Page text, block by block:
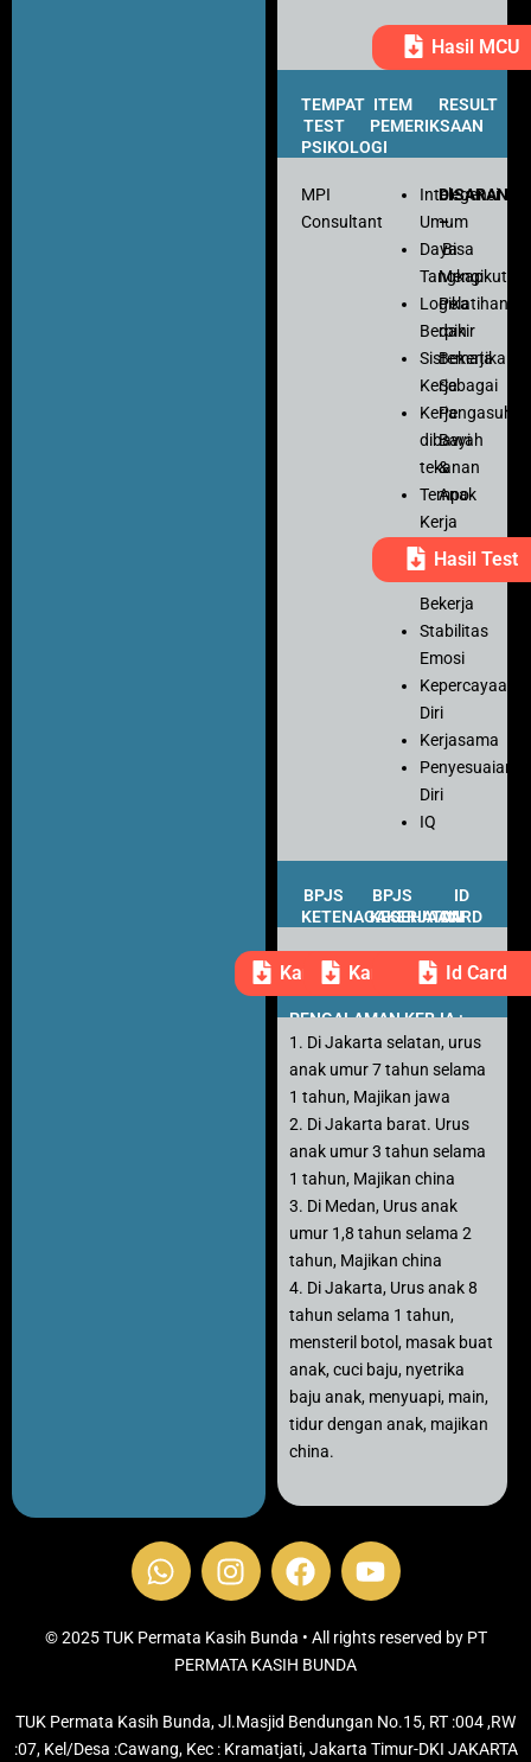
Hasil MCU
TEMPAT
TEST
PSIKOLOGI
ITEM
PEMERIKSAAN
RESULT
MPI
Consultant
Intelegensi
Umum
Daya
Tangkap
Logika
Berpikir
Sistematika
Kerja
Kerja
dibawah
tekanan
Tempo
Kerja
Ketelitian
Motivasi
Bekerja
Stabilitas
Emosi
Kepercayaan
Diri
Kerjasama
Penyesuaian
Diri
IQ
–
Bisa
Mengikuti
Pelatihan
dan
Bekerja
Sebagai
Pengasuh
Bayi
&
Anak
Hasil Test
BPJS
KETENAGAKERJAAN
BPJS
KESEHATAN
ID
CARD
Kartu PesertaKartu PesertaId Card
PENGALAMAN KERJA :
1. Di Jakarta selatan, urus
anak umur 7 tahun selama
1 tahun, Majikan jawa
2. Di Jakarta barat. Urus
anak umur 3 tahun selama
1 tahun, Majikan china
3. Di Medan, Urus anak
umur 1,8 tahun selama 2
tahun, Majikan china
4. Di Jakarta, Urus anak 8
tahun selama 1 tahun,
mensteril botol, masak buat
anak, cuci baju, nyetrika
baju anak, menyuapi, main,
tidur dengan anak, majikan
china.
W
h
t
p
I
n
t
a
r
F
a
e
b
o
Y
o
t
e
© 2025 TUK Permata Kasih Bunda • All rights reserved by PT
PERMATA KASIH BUNDA
TUK Permata Kasih Bunda, Jl.Masjid Bendungan No.15, RT :004 ,RW
:07, Kel/Desa :Cawang, Kec : Kramatjati, Jakarta Timur-DKI JAKARTA